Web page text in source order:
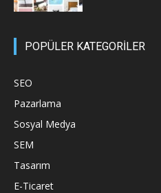
POPÜLER KATEGORİLER
SEO
Pazarlama
Sosyal Medya
SEM
Tasarım
E-Ticaret